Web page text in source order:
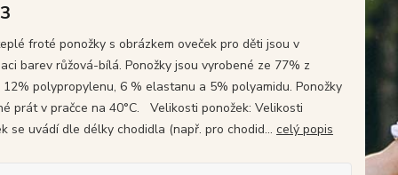
froté ponožky s obrázkem oveček pro děti jsou v
barev růžová-bílá. Ponožky jsou vyrobené ze 77% z
12% polypropylenu, 6 % elastanu a 5% polyamidu. Ponožky
prát v pračce na 40°C. Velikosti ponožek: Velikosti
se uvádí dle délky chodidla (např. pro chodid... celý popis